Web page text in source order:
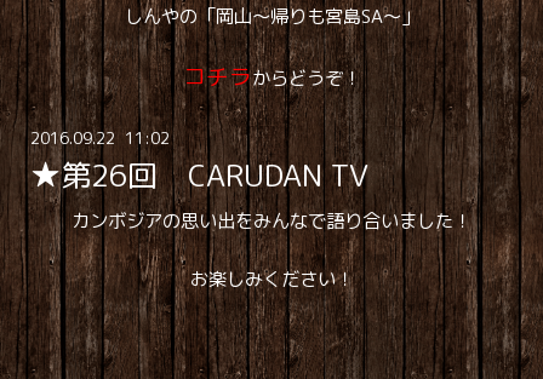
しんやの「岡山～帰りも宮島SA～」
コチラからどうぞ！
2016.09.22 11:02
★第26回 CARUDAN TV
カンボジアの思い出をみんなで語り合いました！
お楽しみください！